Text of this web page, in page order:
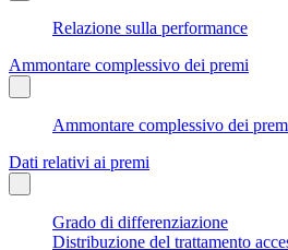
Relazione sulla performance
Ammontare complessivo dei premi
Ammontare complessivo dei
Dati relativi ai premi
Grado di differenziazione
Distribuzione del trattamento